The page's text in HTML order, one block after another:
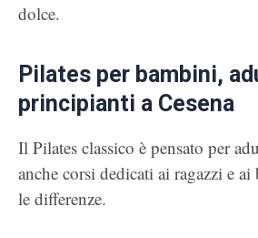
dolce.
Pilates per bambini,
principianti a Cesena
Il Pilates classico è pensato per
anche corsi dedicati ai ragazzi e
le differenze.